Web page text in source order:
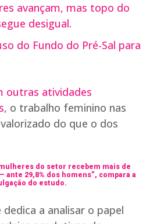
avançam, mas topo do
desigual.
do Fundo do Pré-Sal para
outras atividades
, o trabalho feminino nas
do que o dos
do setor recebem mais de
29,8% dos homens”, compara a
do estudo.
a analisar o papel